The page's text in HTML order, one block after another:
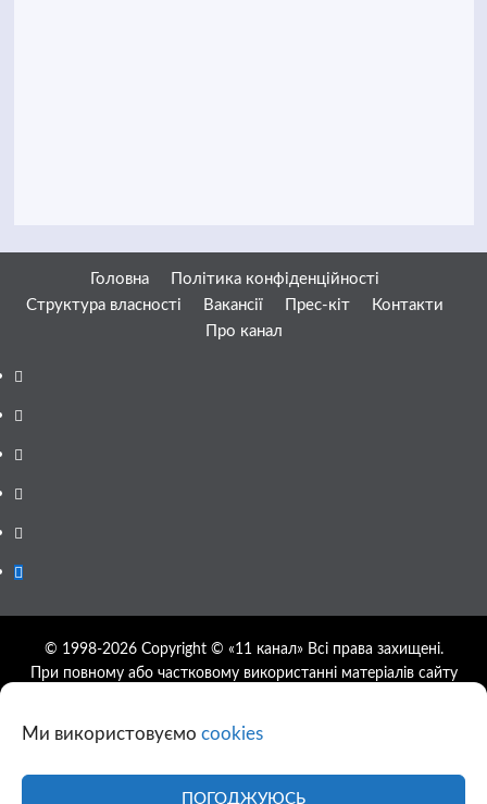
Ми використовуємо cookies
ПОГОДЖУЮСЬ
Головна
Політика конфіденційності
Структура власності
Вакансії Прес-кіт
Контакти
Про канал
Facebook
YouTube
Telegram
Instagram
Twitter
Google
© 1998-2026 Copyright © «11 канал» Всі права захищені.
При повному або частковому використанні матеріалів сайту
дозволяється за умови посилання на джерело та прямого